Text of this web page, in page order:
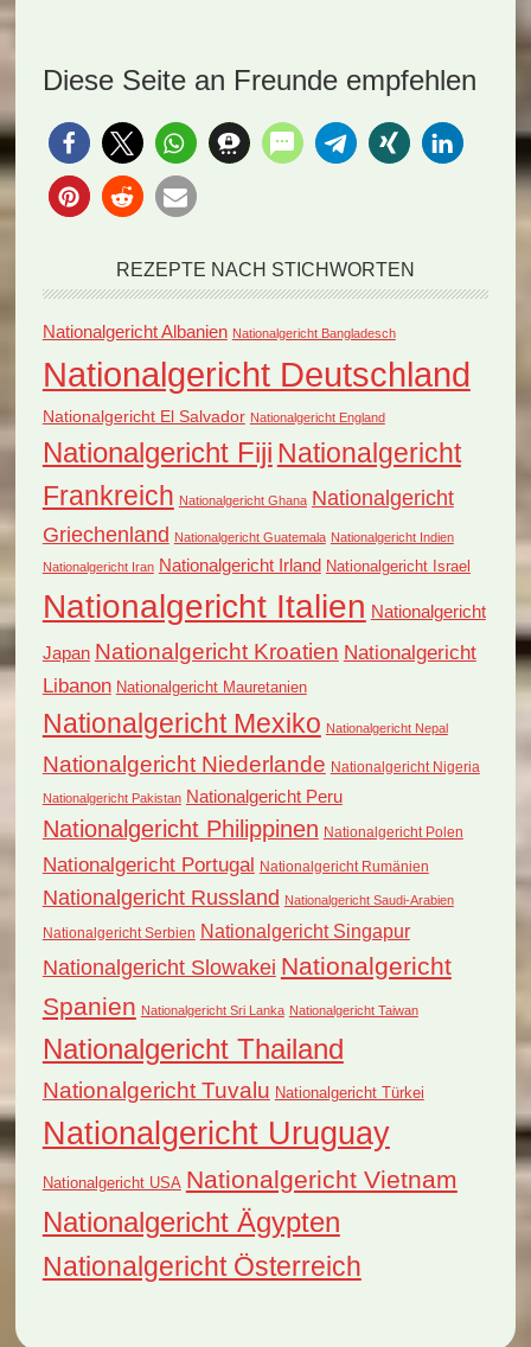
Diese Seite an Freunde empfehlen
REZEPTE NACH STICHWORTEN
Nationalgericht Albanien Nationalgericht Bangladesch
Nationalgericht Deutschland
Nationalgericht El Salvador Nationalgericht England
Nationalgericht Fiji Nationalgericht
Frankreich Nationalgericht Ghana Nationalgericht
Griechenland Nationalgericht Guatemala Nationalgericht Indien
Nationalgericht Iran Nationalgericht Irland Nationalgericht Israel
Nationalgericht Italien Nationalgericht
Japan Nationalgericht Kroatien Nationalgericht
Libanon Nationalgericht Mauretanien
Nationalgericht Mexiko Nationalgericht Nepal
Nationalgericht Niederlande Nationalgericht Nigeria
Nationalgericht Pakistan Nationalgericht Peru
Nationalgericht Philippinen Nationalgericht Polen
Nationalgericht Portugal Nationalgericht Rumänien
Nationalgericht Russland Nationalgericht Saudi-Arabien
Nationalgericht Serbien Nationalgericht Singapur
Nationalgericht Slowakei Nationalgericht
Spanien Nationalgericht Sri Lanka Nationalgericht Taiwan
Nationalgericht Thailand
Nationalgericht Tuvalu Nationalgericht Türkei
Nationalgericht Uruguay
Nationalgericht USA Nationalgericht Vietnam
Nationalgericht Ägypten
Nationalgericht Österreich